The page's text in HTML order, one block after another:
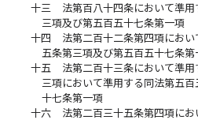
十三
法第百八十四条において準用
三項及び第五百五十七条第一項
十四
法第二百十二条第四項におい
五条第三項及び第五百五十七条第
十五
法第二百十三条において準用
三項において準用する同法第五
十七条第一項
十六
法第二百三十五条第四項にお